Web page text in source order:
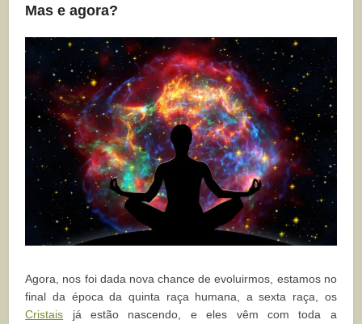
Mas e agora?
Agora, nos foi dada nova chance de evoluirmos, estamos no
final da época da quinta raça humana, a sexta raça, os
Cristais já estão nascendo, e eles vêm com toda a